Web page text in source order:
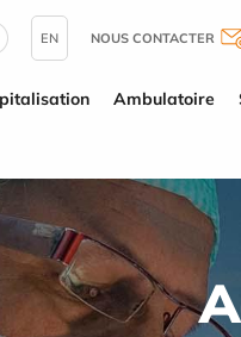
EN NOUS CONTACTER
Ambulatoire